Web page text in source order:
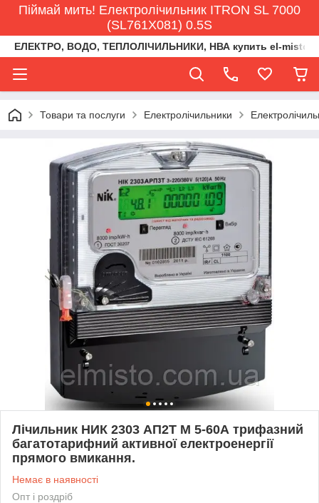
Піймай мить! Електролічильник ITRON SL 7000
(SL761X081) 0.5S
ЕЛЕКТРО, ВОДО, ТЕПЛОЛІЧИЛЬНИКИ, НВА купить el-
Товари та послуги Електролічильники
Лічильник НИК 2303 АП2Т М 5-60А трифазний
багатотарифний активної електроенергії
прямого вмикання.
Немає в наявності
Опт і роздріб